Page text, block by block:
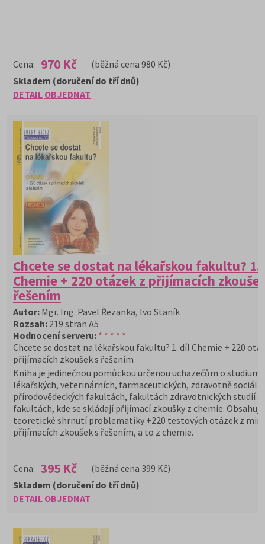
Cena: 970 Kč (běžná cena 980 Kč)
DETAIL OBJEDNAT
Skladem (doručení do tří dnů)
Chcete se dostat na lékařskou fakultu? 1.
Chemie + 220 otázek z přijímacích
řešením
Autor: Mgr. Ing. Pavel Řezanka, Ivo Staník
Rozsah: 219 stran A5
Hodnocení serveru: * * * * *
Chcete se dostat na lékařskou fakultu? 1. díl Chemie + 220
přijímacích zkoušek s řešením
Kniha je jedinečnou pomůckou určenou uchazečům o studium
lékařských, veterinárních, farmaceutických, zdravotně
přírodovědeckých fakultách, fakultách zdravotnických studií a
fakultách, kde se skládají přijímací zkoušky z chemie. Obsahuje
teoretické shrnutí problematiky +220 testových otázek z
přijímacích zkoušek s řešením, a to z chemie.
Cena: 395 Kč (běžná cena 399 Kč)
DETAIL OBJEDNAT
Skladem (doručení do tří dnů)